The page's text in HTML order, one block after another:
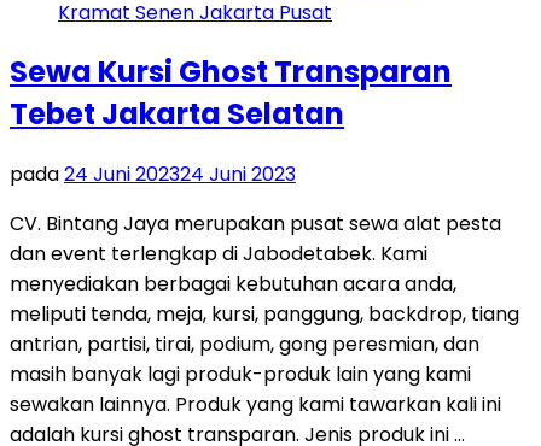
Sewa Kursi Ghost Transparan
Tebet Jakarta Selatan
pada24 Juni 202324 Juni 2023
CV. Bintang Jaya merupakan pusat sewa alat pesta
dan event terlengkap di Jabodetabek. Kami
menyediakan berbagai kebutuhan acara anda,
meliputi tenda, meja, kursi, panggung, backdrop, tiang
antrian, partisi, tirai, podium, gong peresmian, dan
masih banyak lagi produk-produk lain yang kami
sewakan lainnya. Produk yang kami tawarkan kali ini
adalah kursi ghost transparan. Jenis produk ini …